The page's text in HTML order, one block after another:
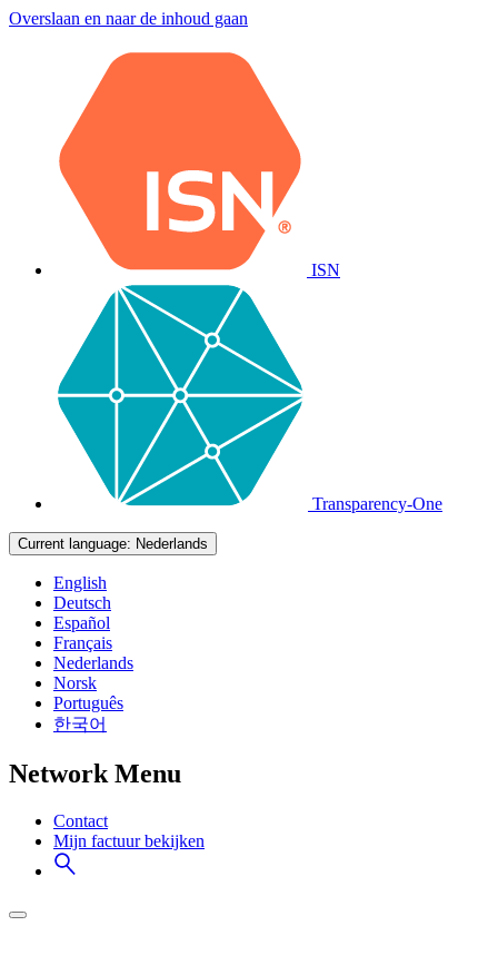
Overslaan en naar de inhoud gaan
ISN
Transparency-One
Current language: Nederlands
English
Deutsch
Español
Français
Nederlands
Norsk
Português
한국어
Network Menu
Contact
Mijn factuur bekijken